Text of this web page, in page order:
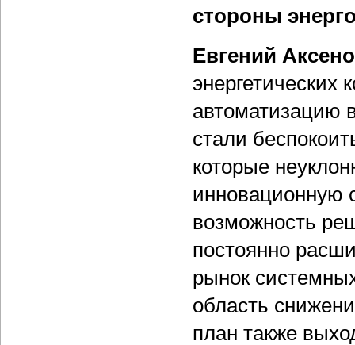
стороны
Евгений
автоматизацию
стали
которые
инновационную
возможность
постоянно
рынок
область
план также